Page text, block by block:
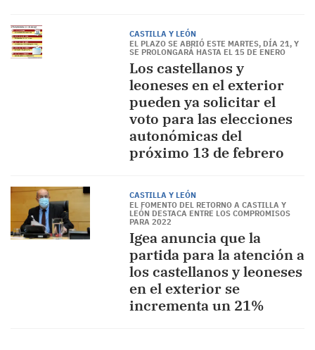
CASTILLA Y LEÓN
EL PLAZO SE ABRIÓ ESTE MARTES, DÍA 21, Y
SE PROLONGARÁ HASTA EL 15 DE ENERO
Los castellanos y
leoneses en el exterior
pueden ya solicitar el
voto para las elecciones
autonómicas del
próximo 13 de febrero
CASTILLA Y LEÓN
EL FOMENTO DEL RETORNO A CASTILLA Y
LEÓN DESTACA ENTRE LOS COMPROMISOS
PARA 2022
Igea anuncia que la
partida para la atención a
los castellanos y leoneses
en el exterior se
incrementa un 21%